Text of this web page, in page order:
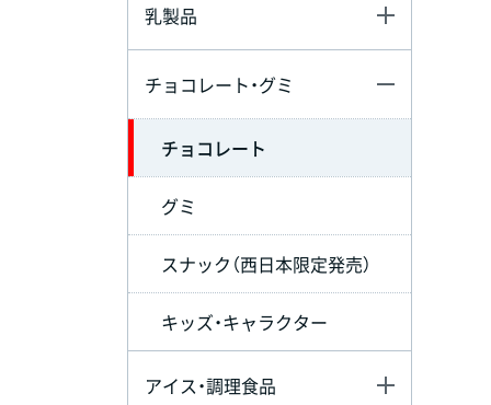
乳製品
チョコレート・グミ
チョコレート
グミ
スナック（西日本限定発売）
キッズ・キャラクター
アイス・調理食品